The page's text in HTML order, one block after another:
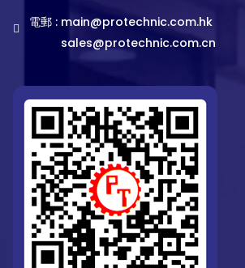
電郵 : main@protechnic.com.hk
sales@protechnic.com.cn